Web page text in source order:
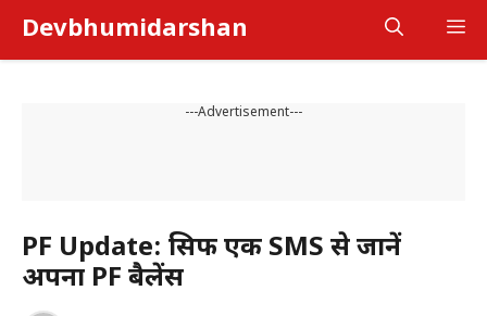
content
Devbhumidarshan
---Advertisement---
PF Update: सिर्फ एक SMS से जानें
अपना PF बैलेंस